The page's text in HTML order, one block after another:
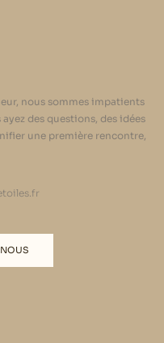
nous sommes impatients
des questions, des idées
une première rencontre,